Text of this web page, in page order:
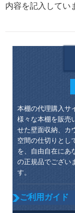
内容を記入してい
本棚の代理購入サ
様々な本棚を販売
せた壁面収納、カ
空間の仕切りとし
を、自由自在にあ
の正規品でござい
す。
ご利用ガイド